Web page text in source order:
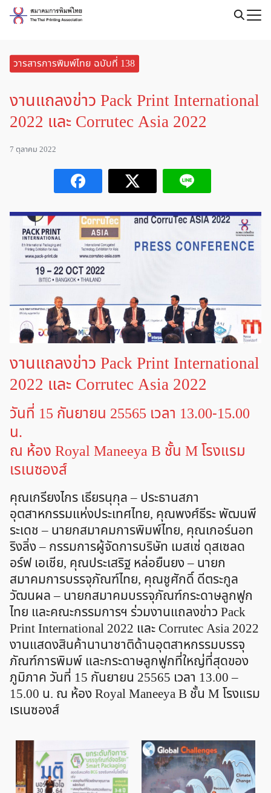
Skip
วารสารการพิมพ์ไทย ฉบับที่ 138
งานแถลงข่าว Pack Print International
2022 และ Corrutec Asia 2022
7 ตุลาคม 2022
งานแถลงข่าว Pack Print International
2022 และ Corrutec Asia 2022
วันที่ 15 กันยายน 25565 เวลา 13.00-15.00
น.
ณ ห้อง Royal Maneeya B ชั้น M โรงแรม
เรเนซองส์
คุณเกรียงไกร เธียรนุกุล – ประธานสภา
อุตสาหกรรมแห่งประเทศไทย, คุณพงศ์ธีระ พัฒนพี
ระเดช – นายกสมาคมการพิมพ์ไทย, คุณเกอร์นอท
ริงลิ่ง – กรรมการผู้จัดการบริษัท เมสเซ่ ดุสเซลด
อร์ฟ เอเชีย, คุณประเสริฐ หล่อยืนยง – นายก
สมาคมการบรรจุภัณฑ์ไทย, คุณชูศักดิ์ ดีตระกูล
วัฒนผล – นายกสมาคมบรรจุภัณฑ์กระดาษลูกฟูก
ไทย และคณะกรรมการฯ ร่วมงานแถลงข่าว Pack
Print International 2022 และ Corrutec Asia 2022
งานแสดงสินค้านานาชาติด้านอุตสาหกรรมบรรจุ
ภัณฑ์การพิมพ์ และกระดาษลูกฟูกที่ใหญ่ที่สุดของ
ภูมิภาค วันที่ 15 กันยายน 25565 เวลา 13.00 –
15.00 น. ณ ห้อง Royal Maneeya B ชั้น M โรงแรม
เรเนซองส์